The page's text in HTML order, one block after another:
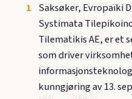
1 Saksøker, Evropaïki
Systimata
Tilematikis AE, er et
som driver
kunngjøring av 13.